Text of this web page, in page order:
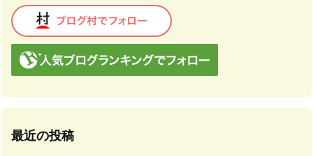
最近の投稿